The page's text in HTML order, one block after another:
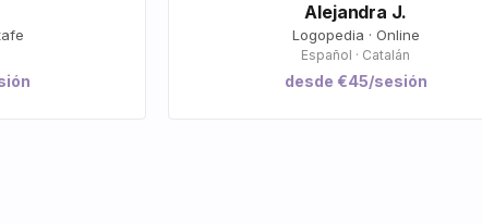
Alejandra J.
Logopedia · Online
Español · Catalán
desde €45/sesión